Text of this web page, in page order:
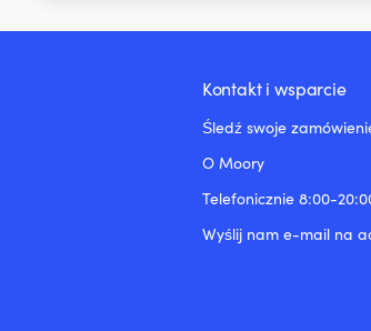
Kontakt i wsparcie
Śledź swoje
O Moory
Telefonicznie 8:00-
Wyślij nam e-mail na